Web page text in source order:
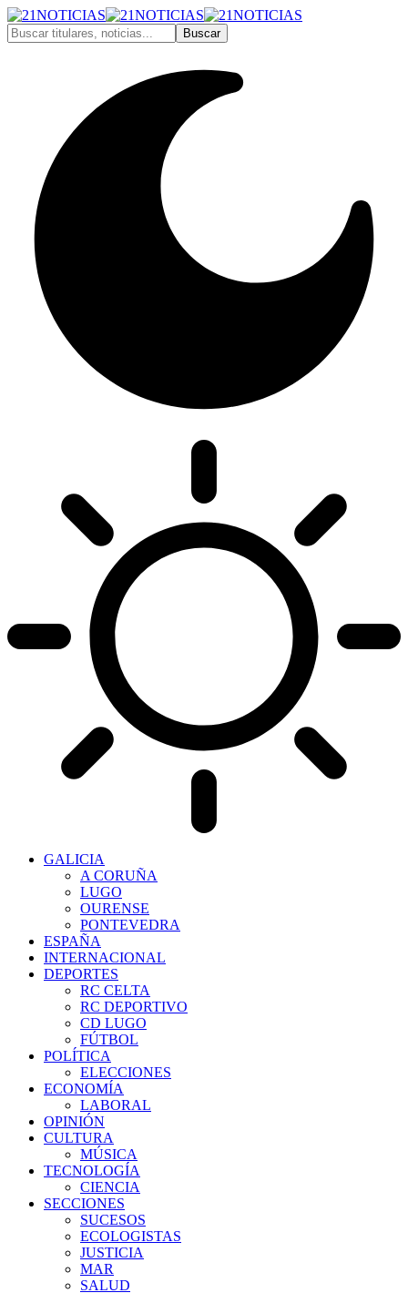
GALICIA
A CORUÑA
LUGO
OURENSE
PONTEVEDRA
ESPAÑA
INTERNACIONAL
DEPORTES
RC CELTA
RC DEPORTIVO
CD LUGO
FÚTBOL
POLÍTICA
ELECCIONES
ECONOMÍA
LABORAL
OPINIÓN
CULTURA
MÚSICA
TECNOLOGÍA
CIENCIA
SECCIONES
SUCESOS
ECOLOGISTAS
JUSTICIA
MAR
SALUD